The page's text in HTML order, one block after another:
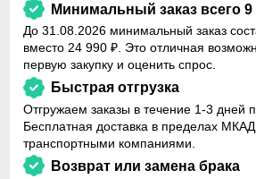
Минимальный заказ всего 9
До 31.08.2026 минимальный заказ
вместо 24 990 ₽. Это отличная
первую закупку и оценить спрос.
Быстрая отгрузка
Отгружаем заказы в течение 1-3 дней
Бесплатная доставка в пределах
транспортными компаниями.
Возврат или замена брака